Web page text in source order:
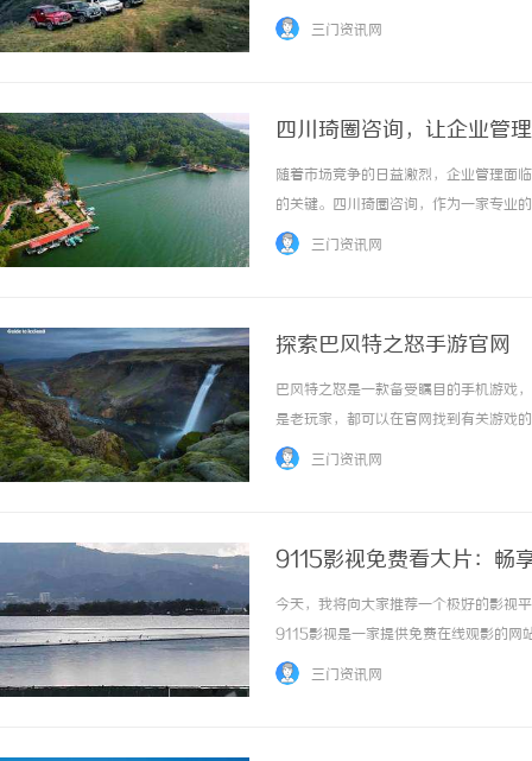
点，而猛艺达公司将其应用于焊接领域
三门资讯网
四川琦圈咨询，让企业管
随着市场竞争的日益激烈，企业管理面
的关键。四川琦圈咨询，作为一家专业
越发展。一、引言四川琦圈咨询自成立
三门资讯网
探索巴风特之怒手游官网
巴风特之怒是一款备受瞩目的手机游戏
是老玩家，都可以在官网找到有关游戏
戏玩法等的重要来源。官网以清晰简洁
三门资讯网
9115影视免费看大片：畅
今天，我将向大家推荐一个极好的影视
9115影视是一家提供免费在线观影的网
时随地畅享大片。不论是想看最新上映
三门资讯网